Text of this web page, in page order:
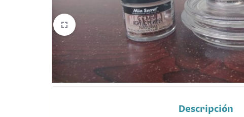
Electrónicos y Accesorios
Hogar y Cocina
Descripción